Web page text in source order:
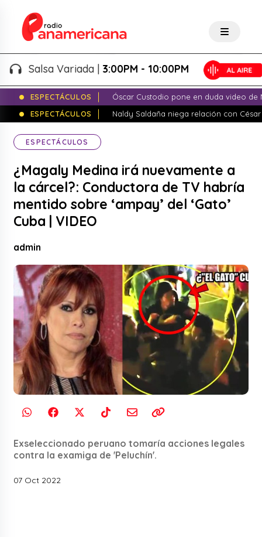
Salsa Variada |3:00PM - 10:00PM
ESPECTÁCULOS
Óscar Custodio pone en duda video de
ESPECTÁCULOS
Naldy Saldaña niega relación con
ESPECTÁCULOS
¿Magaly Medina irá nuevamente a
la cárcel?: Conductora de TV habría
mentido sobre ‘ampay’ del ‘Gato’
Cuba | VIDEO
admin
Exseleccionado peruano tomaría acciones legales
contra la examiga de 'Peluchín'.
07 Oct 2022